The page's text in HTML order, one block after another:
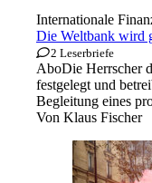
Internationale
Die Weltbank wird
2 Leserbriefe
AboDie Herrscher
festgelegt und
Begleitung eines
Von Klaus Fischer